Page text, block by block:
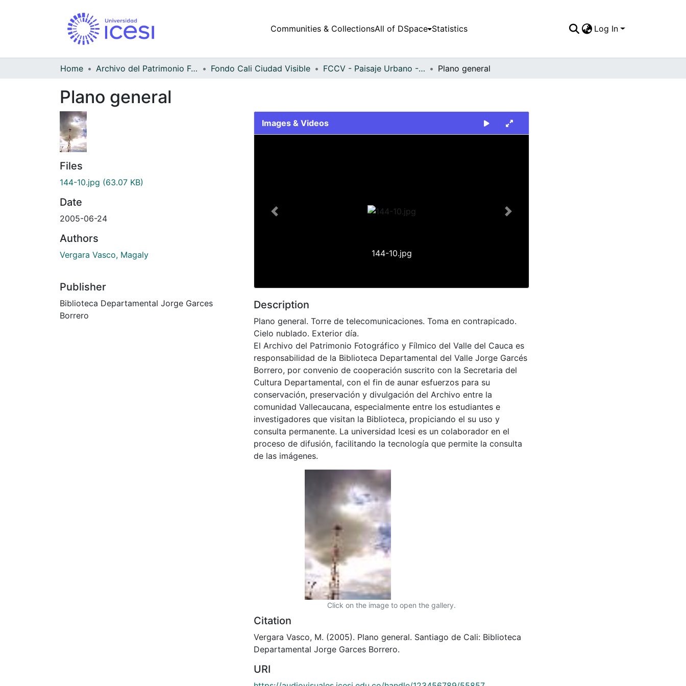
Communities & CollectionsAll of DSpace Statistics Log In
Home Archivo del Patrimonio Fotográfico y Fílmico del Valle del Cauca Fondo Cali Ciudad Visible FCCV - Paisaje Urbano - Patrimonial Plano general
Plano general
Files
144-10.jpg (63.07 KB)
Date
2005-06-24
Authors
Vergara Vasco, Magaly
Publisher
Biblioteca Departamental Jorge Garces
Borrero
Images & Videos
144-10.jpg
Previous Next
Description
Plano general. Torre de telecomunicaciones. Toma en contrapicado.
Cielo nublado. Exterior día.
El Archivo del Patrimonio Fotográfico y Fílmico del Valle del Cauca es
responsabilidad de la Biblioteca Departamental del Valle Jorge Garcés
Borrero, por convenio de cooperación suscrito con la Secretaria del
Cultura Departamental, con el fin de aunar esfuerzos para su
conservación, preservación y divulgación del Archivo entre la
comunidad Vallecaucana, especialmente entre los estudiantes e
investigadores que visitan la Biblioteca, propiciando el su uso y
consulta permanente. La universidad Icesi es un colaborador en el
proceso de difusión, facilitando la tecnología que permite la consulta
de las imágenes.
Click on the image to open the gallery.
Citation
Vergara Vasco, M. (2005). Plano general. Santiago de Cali: Biblioteca
Departamental Jorge Garces Borrero.
URI